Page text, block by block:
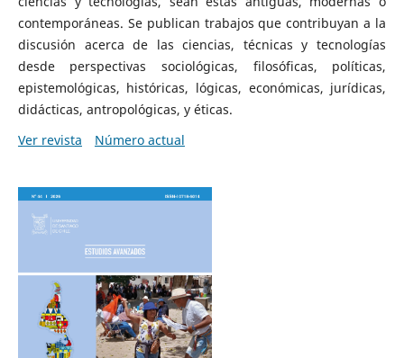
contemporáneas. Se publican trabajos que contribuyan a la
discusión acerca de las ciencias, técnicas y tecnologías
desde perspectivas sociológicas, filosóficas, políticas,
epistemológicas, históricas, lógicas, económicas, jurídicas,
didácticas, antropológicas, y éticas.
Ver revista
Número actual